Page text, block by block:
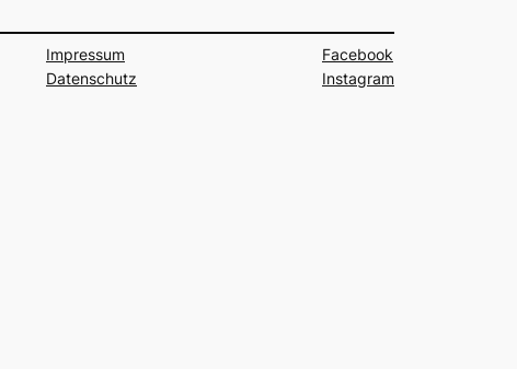
Impressum
Datenschutz
Facebook
Instagram